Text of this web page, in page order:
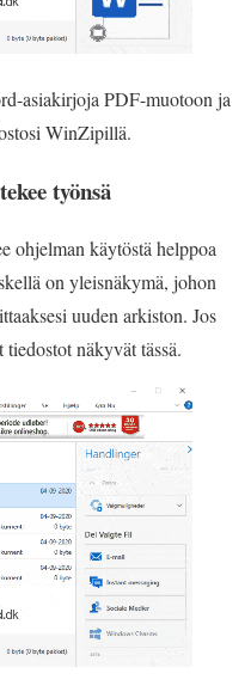
asiakirjoja PDF-muotoon ja
WinZipillä.
työnsä
ohjelman käytöstä helppoa
on yleisnäkymä, johon
uuden arkiston. Jos
näkyvät tässä.